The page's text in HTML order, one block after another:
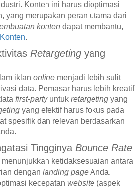
Konten ini harus dioptimasi
yang merupakan peran utama dari
konten dapat membantu,
.
Retargetingyang
iklan onlinemenjadi lebih sulit
data. Pemasar harus lebih kreatif
first-partyuntuk retargetingyang
yang efektif harus fokus pada
spesifik dan relevan berdasarkan
Tingginya Bounce Rate
menunjukkan ketidaksesuaian antara
dengan landing pageAnda.
kecepatan website(aspek